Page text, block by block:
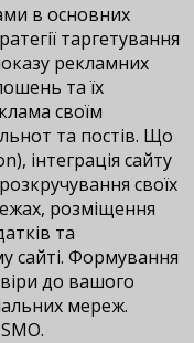
в основних
таргетування
рекламних
та їх
своїм
та постів. Що
інтеграція сайту
своїх
розміщення
та
сайті. Формування
до вашого
мереж.